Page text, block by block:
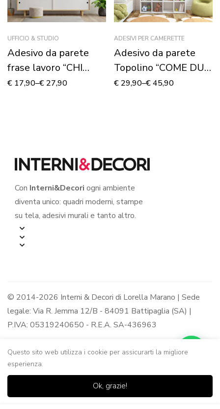
UFFICIO & STUDIO
Adesivo da parete
frase lavoro “CHI
LAVORA…”
€ 17,90–€ 27,90
ADESIVI PER CAMERETTE
Adesivo da parete
Topolino “COME DUE
INNAMORATI” –
€ 29,90–€45,90
Con Interni&Decori ogni ambiente
diventa unico: quadri moderni, stampe
su tela, adesivi murali e tanto altro.
© 2014-2026 Interni & Decori di Lorella Marano | Sede
legale: Via R. Jemma 12/B - 84091 Battipaglia (SA) |
P.IVA: 05319240650 - R.E.A. SA-436963
Questo sito web utilizza i cookie per assicurarti la migliore
esperienza.
Ok, grazie!
Casa Negozio
0
Lista dei Carrello Ricerca